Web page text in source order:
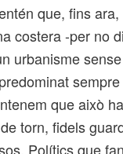
que, fins
costera -per no
urbanisme
que això
torn, fidels
Polítics que